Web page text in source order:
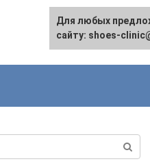
Для любых
сайту: shoes-